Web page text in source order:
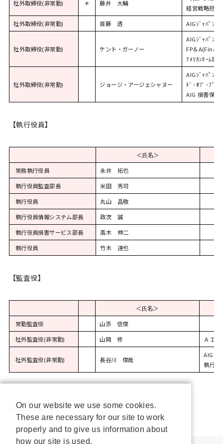
社外取締役(非常勤) ＊ 藤井 大輔
経営戦略担当
社外取締役(非常勤)
首藤 透 AIGｼﾞｬﾊﾟﾝ･
社外取締役(非常勤) ケント・ガーノー
AIGｼﾞｬﾊﾟﾝ･
FP＆
ｱﾒﾘｶﾝﾎｰﾑ医
社外取締役(非常勤) ジョージ・アージェシャヌー
AIGｼﾞｬﾊﾟﾝ･
ﾄﾞ･ｵﾌﾞ･ﾌﾟﾗ
AIG 損害保険
【執行役員】
＜氏名＞
常務執行役員
永井 拓也
執行役員監査部長
米田 秀司
執行役員
丸山 昌敬
執行役員情報システム部長
政次 誠
執行役員損害サービス部長
高木 伸二
執行役員
竹木 達也
【監査役】
＜氏名＞
常勤監査役
山添 信俊
社外監査役(非常勤)
山岡 修 ＡＩ
社外監査役(非常勤) 長谷川 俊哉
AIGｼﾞ
執行
お知らせ一覧へ戻る >
On our website we use some cookies.
These are necessary for our site to work
properly and to give us information about
how our site is used.